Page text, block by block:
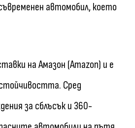
автомобил, което
на Амазон (Amazon) и е
Сред
за сблъсък и 360-